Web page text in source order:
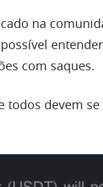
na
com saques.
todos devem